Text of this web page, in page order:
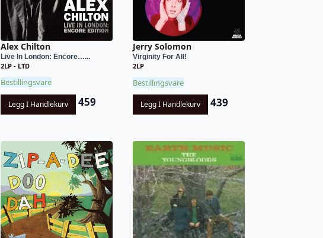
Alex Chilton
Live In London: Encore…...
2LP - LTD
Bestillingsvare
Legg I Handlekurv 459
Jerry Solomon
Virginity For All!
2LP
Bestillingsvare
Legg I Handlekurv 439